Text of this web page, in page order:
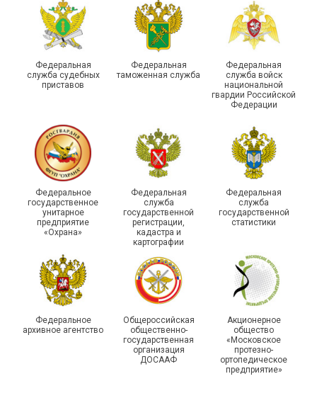
Единство традиций и сила
организаций ГУФСИН
России по Пермскому
краю приняли участие в
туристическом слете
215-й юбилей
государственной
статистики отметили в
Республике Саха (Якутия)
Храбрым детям – добрые
подарки
Федеральная
служба судебных
приставов
Федеральная
таможенная служба
Федеральная
служба войск
национальной
гвардии Российской
Федерации
Федеральное
государственное
унитарное
предприятие
«Охрана»
Федеральная
служба
государственной
регистрации,
кадастра и
картографии
Федеральная
служба
государственной
статистики
Федеральное
архивное агентство
Общероссийская
общественно-
государственная
организация
ДОСААФ
Акционерное
общество
«Московское
протезно-
ортопедическое
предприятие»